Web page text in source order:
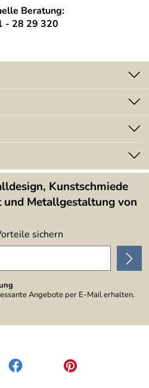
Beratung:
- 28 29 320
Kunstschmiede
Metallgestaltung von
sichern
Angebote per E-Mail erhalten.
an andere Unternehmen
Zwecken wird in anonymer Form
des Newsletters anklicke. Die
ich zur Kenntnis genommen.